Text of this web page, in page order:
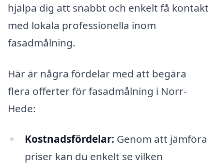
hjälpa dig att snabbt och enkelt få kontakt
med lokala professionella inom
fasadmålning.
Här är några fördelar med att begära
flera offerter för fasadmålning i Norr-
Hede:
Kostnadsfördelar: Genom att jämföra
priser kan du enkelt se vilken